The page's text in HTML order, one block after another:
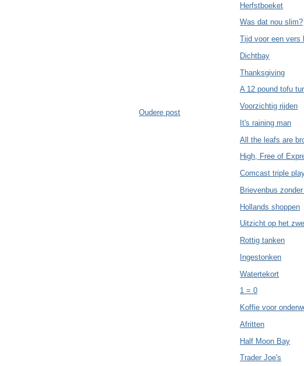
Oudere post
Herfstboeket
Was dat nou slim?
Tijd voor een vers
Dichtbay
Thanksgiving
A 12 pound tofu
Voorzichtig rijden
It's raining man
All the leafs are
High, Free of
Comcast triple
Brievenbus
Hollands shoppen
Uitzicht op het
Rottig tanken
Ingestonken
Watertekort
1 = 0
Koffie voor
Afritten
Half Moon Bay
Trader Joe's